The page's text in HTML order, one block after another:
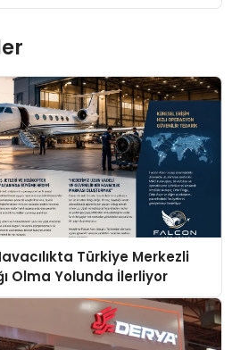
Türkiye Merkezli
Olma Yolunda İlerliyor